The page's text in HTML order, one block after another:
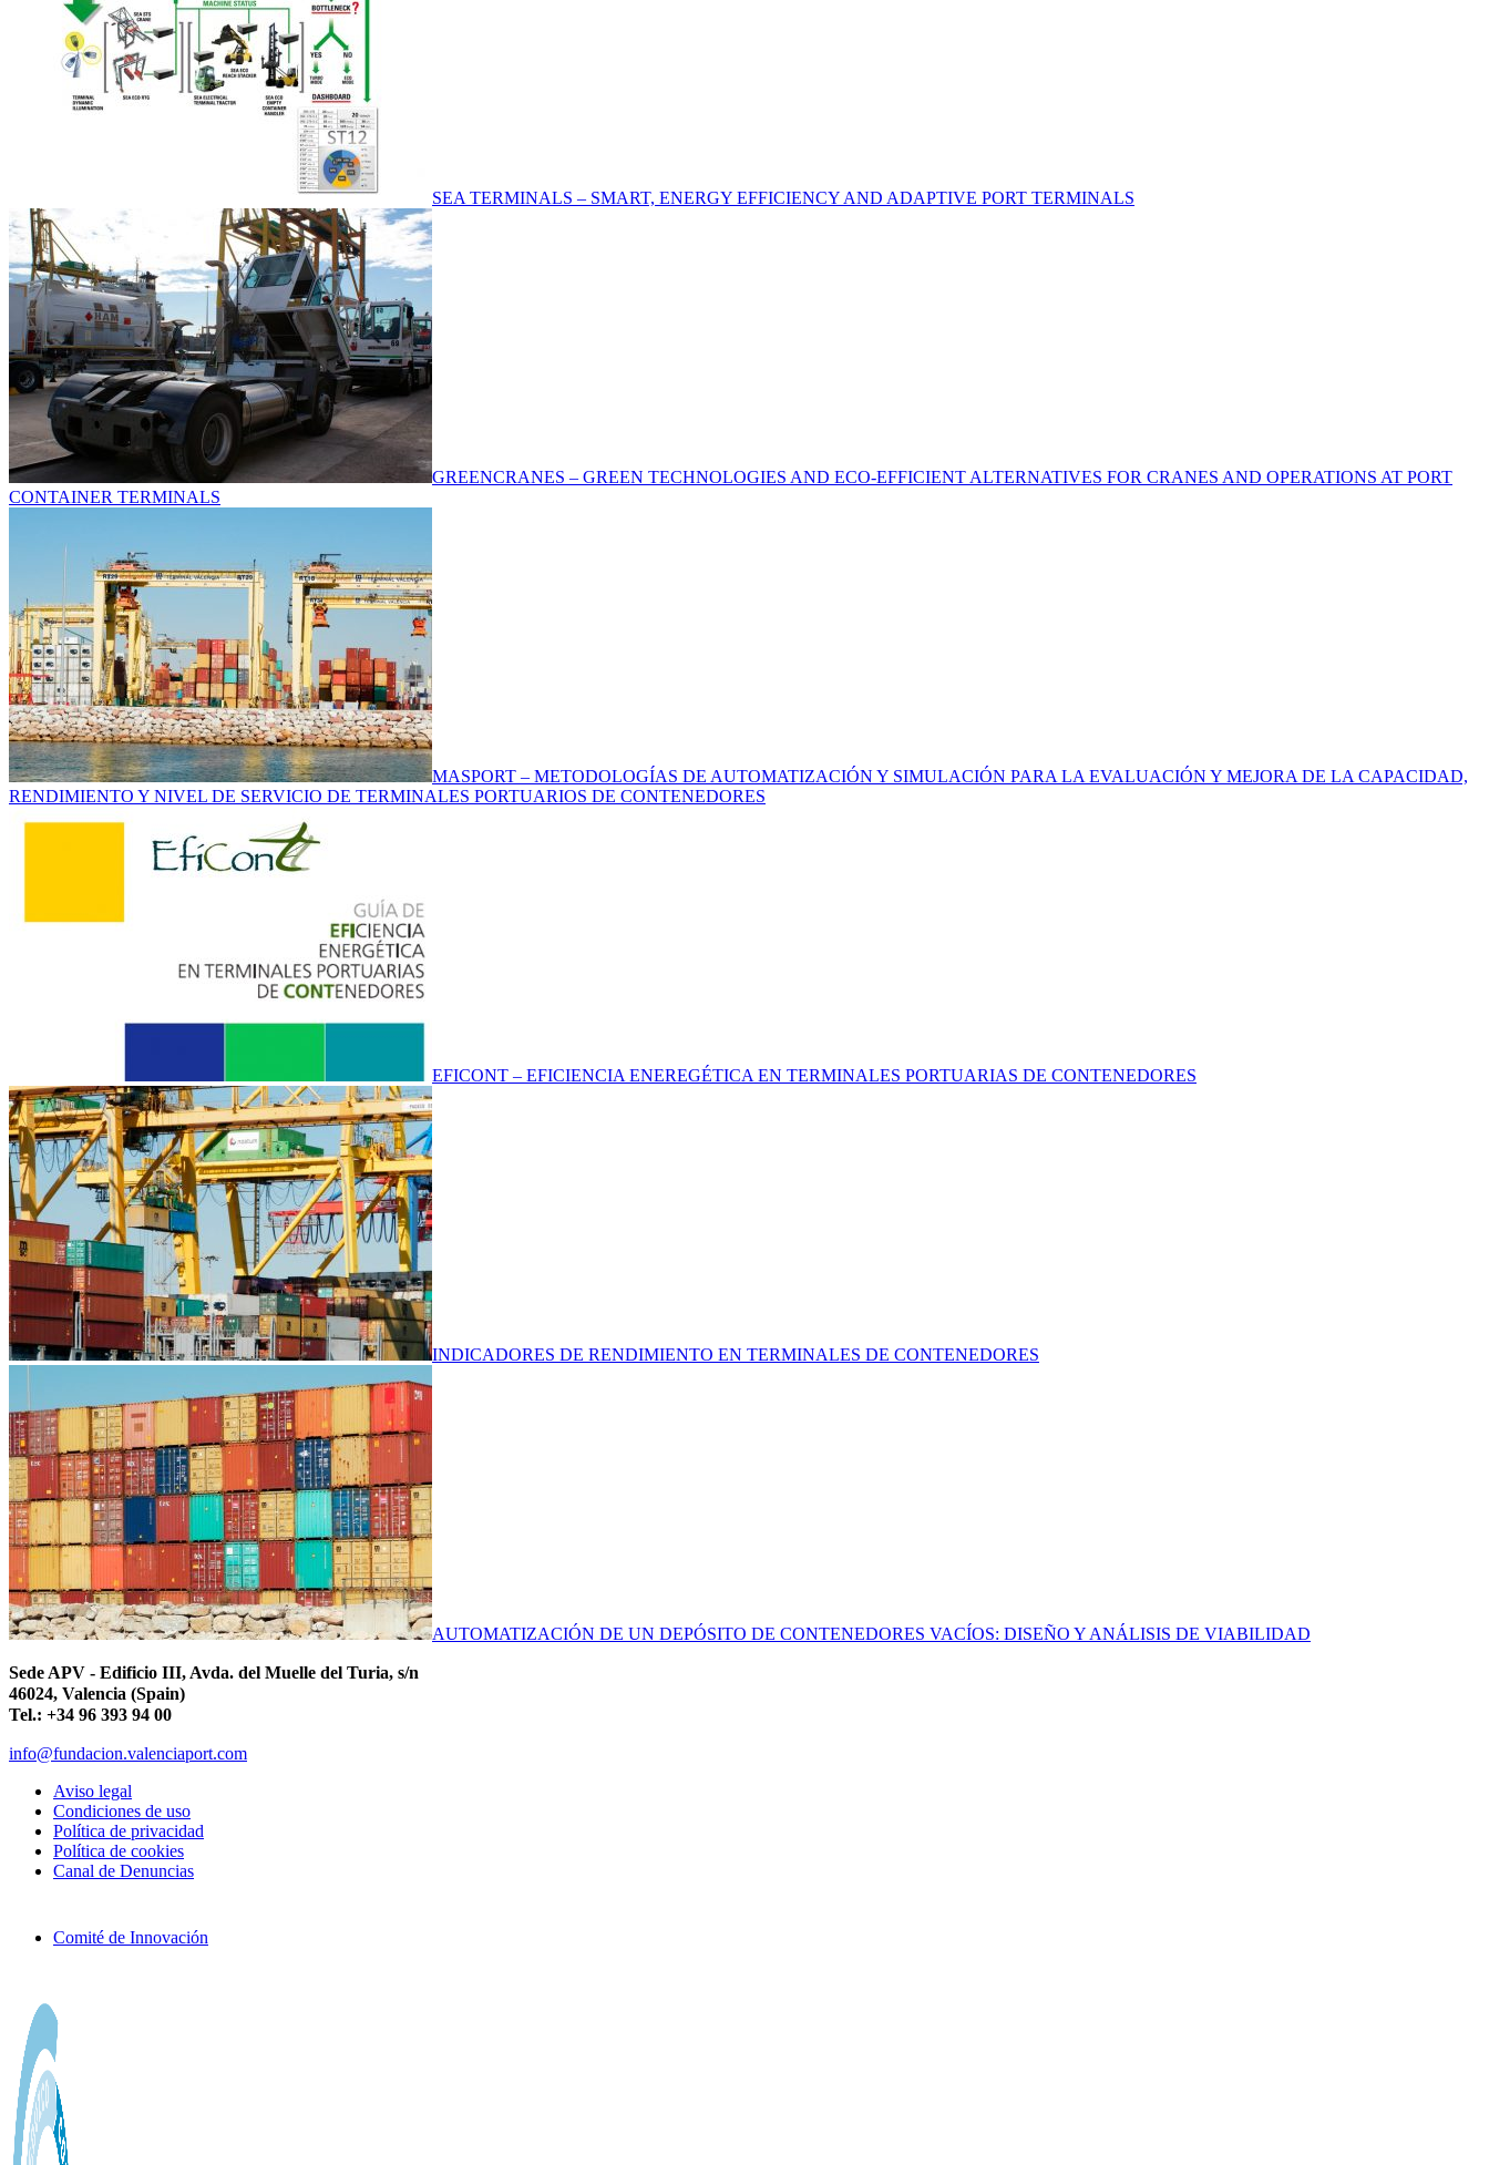
SEA TERMINALS – SMART, ENERGY EFFICIENCY AND ADAPTIVE PORT TERMINALS
GREENCRANES – GREEN TECHNOLOGIES AND ECO-EFFICIENT ALTERNATIVES FOR CRANES AND OPERATIONS AT PORT
CONTAINER TERMINALS
MASPORT – METODOLOGÍAS DE AUTOMATIZACIÓN Y SIMULACIÓN PARA LA EVALUACIÓN Y MEJORA DE LA CAPACIDAD,
RENDIMIENTO Y NIVEL DE SERVICIO DE TERMINALES PORTUARIOS DE CONTENEDORES
EFICONT – EFICIENCIA ENEREGÉTICA EN TERMINALES PORTUARIAS DE CONTENEDORES
INDICADORES DE RENDIMIENTO EN TERMINALES DE CONTENEDORES
AUTOMATIZACIÓN DE UN DEPÓSITO DE CONTENEDORES VACÍOS: DISEÑO Y ANÁLISIS DE VIABILIDAD
Sede APV - Edificio III, Avda. del Muelle del Turia, s/n
46024, Valencia (Spain)
Tel.: +34 96 393 94 00
info@fundacion.valenciaport.com
Aviso legal
Condiciones de uso
Política de privacidad
Política de cookies
Canal de Denuncias
Comité de Innovación